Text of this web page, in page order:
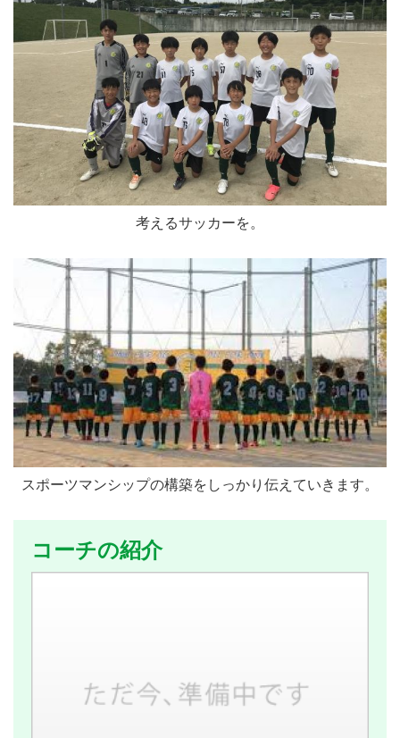
考えるサッカーを。
スポーツマンシップの構築をしっかり伝えていきます。
コーチの紹介